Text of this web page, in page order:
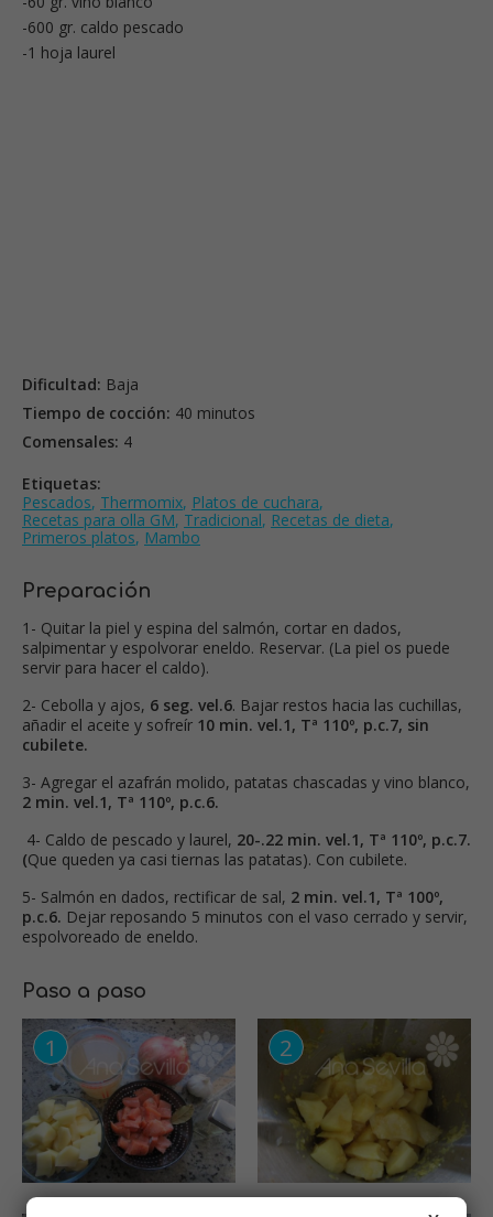
-600 gr. caldo pescado
-1 hoja laurel
Dificultad: Baja
Tiempo de cocción: 40 minutos
Comensales: 4
Etiquetas:
Pescados, Thermomix, Platos de cuchara,
Recetas para olla GM, Tradicional, Recetas de dieta,
Primeros platos, Mambo
Preparación
1- Quitar la piel y espina del salmón, cortar en dados,
salpimentar y espolvorar eneldo. Reservar. (La piel os puede
servir para hacer el caldo).
2- Cebolla y ajos, 6 seg. vel.6. Bajar restos hacia las cuchillas,
añadir el aceite y sofreír 10 min. vel.1, Tª 110º, p.c.7, sin
cubilete.
3- Agregar el azafrán molido, patatas chascadas y vino blanco,
2 min. vel.1, Tª 110º, p.c.6.
4- Caldo de pescado y laurel, 20-.22 min. vel.1, Tª 110º, p.c.7.
(Que queden ya casi tiernas las patatas). Con cubilete.
5- Salmón en dados, rectificar de sal, 2 min. vel.1, Tª 100º,
p.c.6. Dejar reposando 5 minutos con el vaso cerrado y servir,
espolvoreado de eneldo.
Paso a paso